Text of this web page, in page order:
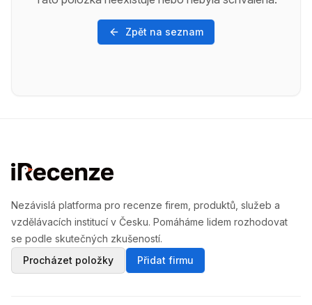
Zpět na seznam
Nezávislá platforma pro recenze firem, produktů, služeb a
vzdělávacích institucí v Česku. Pomáháme lidem rozhodovat
se podle skutečných zkušeností.
Procházet položky
Přidat firmu